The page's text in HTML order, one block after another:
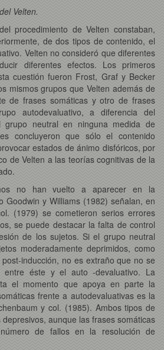
Velten.
procedimiento de Velten constaban,
de dos tipos de contenido, el
Velten no consideró que diferentes
diferentes efectos. Los primeros
cuestión fueron Frost, Graf y Becker
mismos grupos que Velten además de
de frases somáticas y otro de frases
autodevaluativo, a diferencia del
grupo neutral en ninguna medida de
concluyeron que sólo el contenido
estados de ánimo disfóricos, por
de Velten a las teorías cognitivas de la
no han vuelto a aparecer en la
Goodwin y Williams (1982) señalan, en
(1979) se cometieron serios errores
se puede destacar la falta de control
de los sujetos. Si el grupo neutral
moderadamente deprimidos, como
inducción, no es extraño que no se
entre éste y el auto -devaluativo. La
el momento que apoya en parte la
frente a autodevaluativas es la
y col. (1985). Ambos tipos de
aunque las frases somáticas
de fallos en la resolución de